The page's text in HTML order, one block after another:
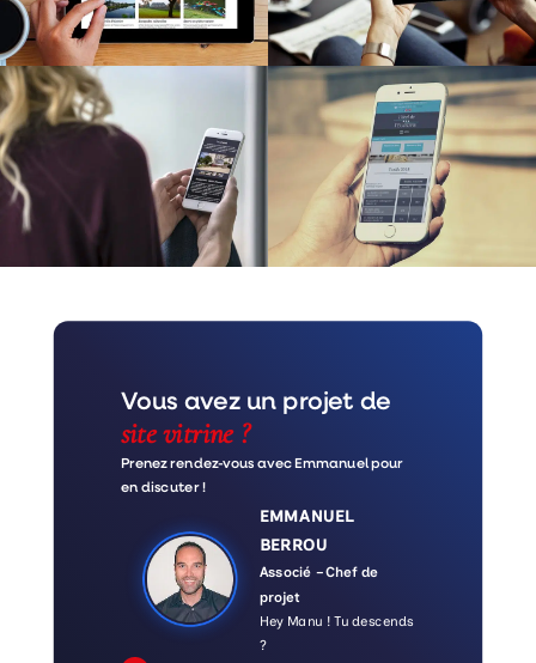
Vous avez un projet de
site vitrine ?
Prenez rendez-vous avec Emmanuel pour
en discuter !
EMMANUEL
BERROU
Associé – Chef de
projet
Hey Manu ! Tu descends
?